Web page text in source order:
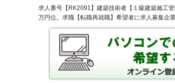
求人番号【RK2091】建築技術者【１級建築施工
万円位。求職【転職再就職】希望者に求人募集企